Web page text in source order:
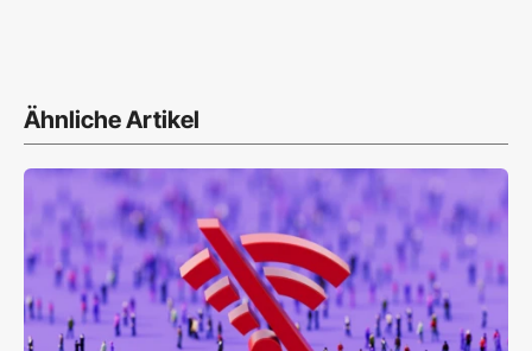
Ähnliche Artikel